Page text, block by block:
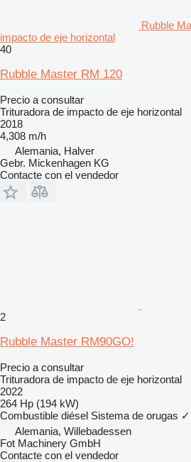
Rubble
impacto de eje horizontal
40
Rubble Master RM 120
Precio a consultar
Trituradora de impacto de eje horizontal
2018
4,308 m/h
Alemania, Halver
Gebr. Mickenhagen KG
Contacte con el vendedor
2
Rubble Master RM90GO!
Precio a consultar
Trituradora de impacto de eje horizontal
2022
264 Hp (194 kW)
Combustible diésel Sistema de orugas ✓
Alemania, Willebadessen
Fot Machinery GmbH
Contacte con el vendedor